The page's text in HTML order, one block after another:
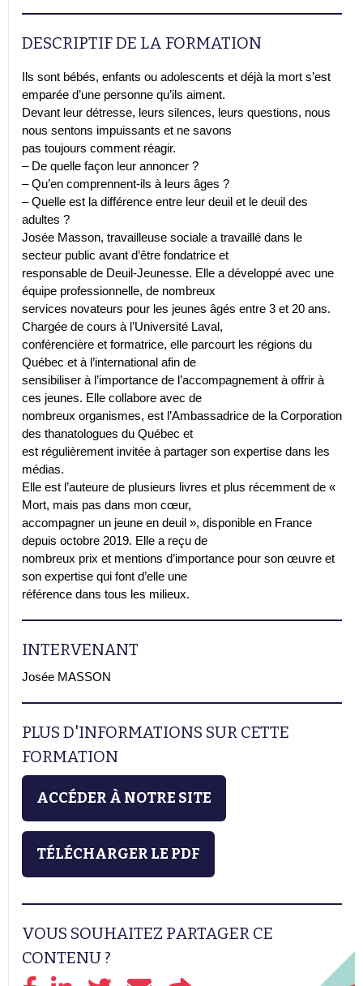
DESCRIPTIF DE LA FORMATION
Ils sont bébés, enfants ou adolescents et déjà la mort s’est
emparée d’une personne qu’ils aiment.
Devant leur détresse, leurs silences, leurs questions, nous
nous sentons impuissants et ne savons
pas toujours comment réagir.
– De quelle façon leur annoncer ?
– Qu’en comprennent-ils à leurs âges ?
– Quelle est la différence entre leur deuil et le deuil des
adultes ?
Josée Masson, travailleuse sociale a travaillé dans le
secteur public avant d’être fondatrice et
responsable de Deuil-Jeunesse. Elle a développé avec une
équipe professionnelle, de nombreux
services novateurs pour les jeunes âgés entre 3 et 20 ans.
Chargée de cours à l’Université Laval,
conférencière et formatrice, elle parcourt les régions du
Québec et à l’international afin de
sensibiliser à l’importance de l’accompagnement à offrir à
ces jeunes. Elle collabore avec de
nombreux organismes, est l’Ambassadrice de la Corporation
des thanatologues du Québec et
est régulièrement invitée à partager son expertise dans les
médias.
Elle est l’auteure de plusieurs livres et plus récemment de «
Mort, mais pas dans mon cœur,
accompagner un jeune en deuil », disponible en France
depuis octobre 2019. Elle a reçu de
nombreux prix et mentions d’importance pour son œuvre et
son expertise qui font d’elle une
référence dans tous les milieux.
INTERVENANT
Josée MASSON
PLUS D'INFORMATIONS SUR CETTE
FORMATION
ACCÉDER À NOTRE SITE
TÉLÉCHARGER LE PDF
VOUS SOUHAITEZ PARTAGER CE
CONTENU ?